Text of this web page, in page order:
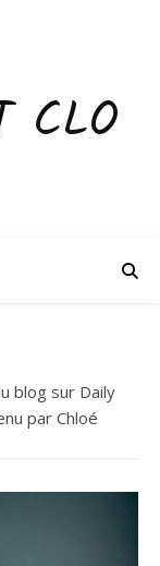
CLO
blog sur Daily
par Chloé